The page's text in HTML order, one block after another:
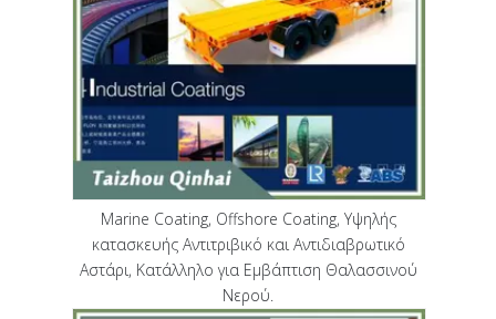
Marine Coating, Offshore Coating, Υψηλής
κατασκευής Αντιτριβικό και Αντιδιαβρωτικό
Αστάρι, Κατάλληλο για Εμβάπτιση Θαλασσινού
Νερού.